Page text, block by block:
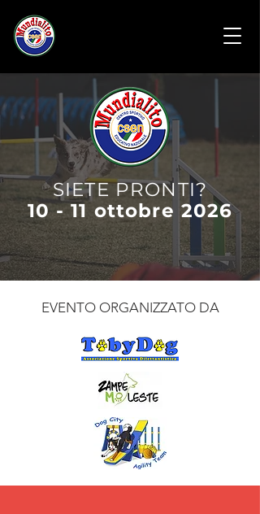
SIETE PRONTI?
10 - 11 ottobre 2026
EVENTO ORGANIZZATO DA